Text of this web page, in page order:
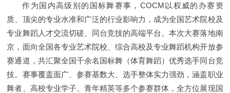
作为国内高级别的国标舞赛事，COCM以权威的办赛资
质、顶尖的专业水准和广泛的行业影响力，成为全国艺术院校及
专业舞蹈人才交流切磋、同台竞技的高端平台。本次大赛落地南
京，面向全国各专业艺术院校、综合高校及专业舞蹈机构开放参
赛通道，共汇聚全国千余名国标舞（体育舞蹈）优秀选手同台竞
技。赛事覆盖面广、参赛基数大、选手整体实力强劲，涵盖职业
舞者、高校专业学子、青年精英等多个参赛群体，全方位展现国